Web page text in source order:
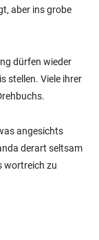
aber ins grobe
dürfen wieder
stellen. Viele ihrer
angesichts
derart seltsam
wortreich zu